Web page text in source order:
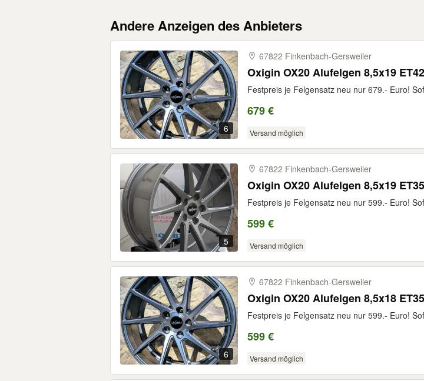
Andere Anzeigen des Anbieters
6
67822 Finkenbach-​Gersweiler
Oxigin OX20 Alufelgen 8,5x19
Festpreis je Felgensatz neu nur 679.- Euro!
679 €
Versand möglich
5
67822 Finkenbach-​Gersweiler
Oxigin OX20 Alufelgen 8,5x19
Festpreis je Felgensatz neu nur 599.- Euro!
599 €
Versand möglich
6
67822 Finkenbach-​Gersweiler
Oxigin OX20 Alufelgen 8,5x18
Festpreis je Felgensatz neu nur 599.- Euro!
599 €
Versand möglich